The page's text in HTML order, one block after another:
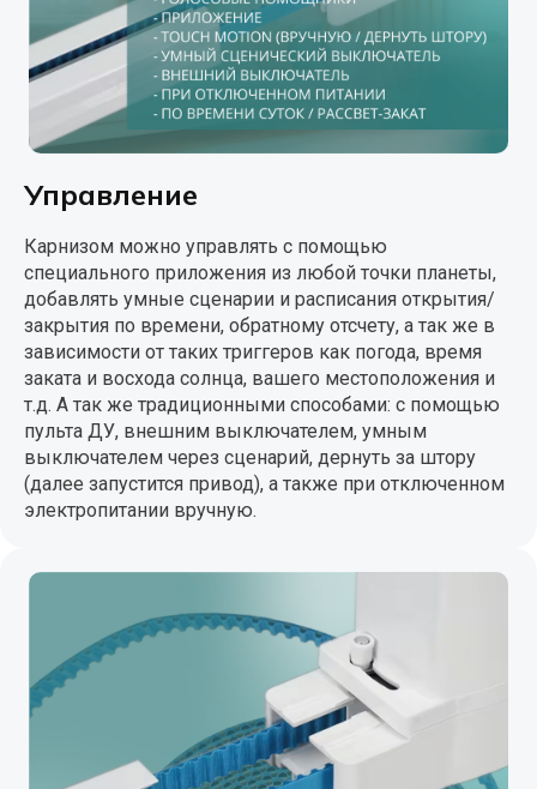
Управление
Карнизом можно управлять с помощью
специального приложения из любой точки планеты,
добавлять умные сценарии и расписания открытия/
закрытия по времени, обратному отсчету, а так же в
зависимости от таких триггеров как погода, время
заката и восхода солнца, вашего местоположения и
т.д. А так же традиционными способами: с помощью
пульта ДУ, внешним выключателем, умным
выключателем через сценарий, дернуть за штору
(далее запустится привод), а также при отключенном
электропитании вручную.